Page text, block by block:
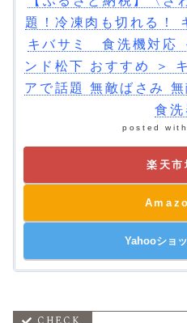
題！冷凍肉も切れる！
キバサミ 食洗機対応
ンド松下 おすすめ ＞
アで話題 無敵ばさみ
食洗
posted
楽天市
Yahooショ